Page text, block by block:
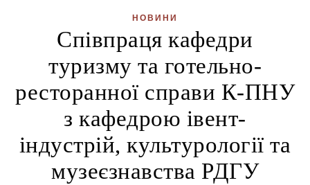
НОВИНИ
Співпраця кафедри
туризму та готельно-
ресторанної справи К-ПНУ
з кафедрою івент-
індустрій, культурології та
музеєзнавства РДГУ